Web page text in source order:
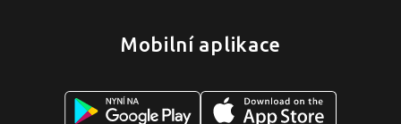
Mobilní aplikace